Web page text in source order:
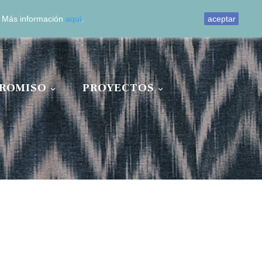
información aquí. aceptar
 
PROYECTOS